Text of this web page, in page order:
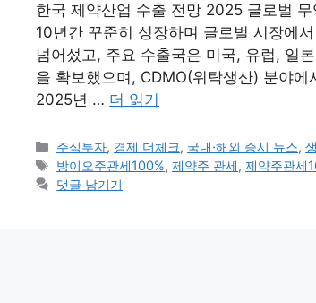
한국 제약산업 수출 전망 2025 글로벌
10년간 꾸준히 성장하며 글로벌 시장에
넘어섰고, 주요 수출국은 미국, 유럽, 일
을 확보했으며, CDMO(위탁생산) 분야
2025년 … 더 읽기
카
테
고
주식투자, 경제 더체크, 국내·해외 증시 뉴스,
태
그
방이오주관세100%,제약주 관세,제약주관세
댓글 남기기